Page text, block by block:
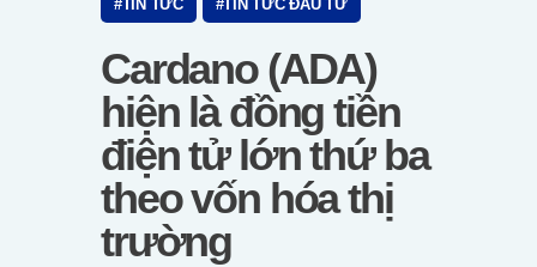
Tiếng Việt
TIN TỨC TIN TỨC ĐẦU TƯ
Cardano (ADA)
hiện là đồng tiền
điện tử lớn thứ ba
theo vốn hóa thị
trường